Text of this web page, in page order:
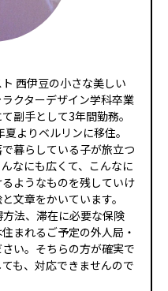
西伊豆の小さな美しい
クターデザイン学科卒業
副手として3年間勤務。
よりベルリンに移住。
暮らしている子が旅立つ
なにも広くて、こんなに
ようなものを残していけ
文章をかいています。
法、滞在に必要な保険
まれるご予定の外人局・
い。そちらの方が確実で
も、対応できませんので